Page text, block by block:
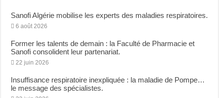
Sanofi Algérie mobilise les experts des maladies respiratoires.
6 août 2026
Former les talents de demain : la Faculté de Pharmacie et
Sanofi consolident leur partenariat.
22 juin 2026
Insuffisance respiratoire inexpliquée : la maladie de Pompe…
le message des spécialistes.